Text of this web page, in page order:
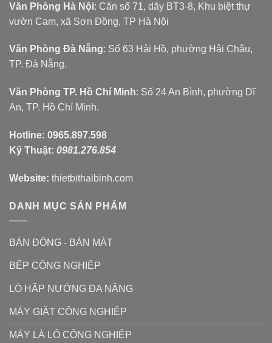
Văn Phòng Hà Nội: Căn số 71, dãy BT3-8, Khu biệt thự
vườn Cam, xã Sơn Đồng, TP Hà Nội
Văn Phòng Đà Nẵng: Số 63 Hải Hồ, phường Hải Châu,
TP. Đà Nẵng.
Văn Phòng TP. Hồ Chí Minh: Số 24 An Bình, phường Dĩ
An, TP. Hồ Chí Minh.
Hotline: 0965.897.598
Kỹ Thuật: 0981.276.854
Website: thietbithaibinh.com
DANH MỤC SẢN PHẨM
BÀN ĐÔNG - BÀN MÁT
BẾP CÔNG NGHIỆP
LÒ HẤP NƯỚNG ĐA NĂNG
MÁY GIẶT CÔNG NGHIỆP
MÁY LÀ LÔ CÔNG NGHIỆP